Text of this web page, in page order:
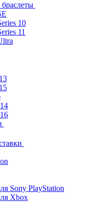
10
11
Sony PlayStation
Xbox